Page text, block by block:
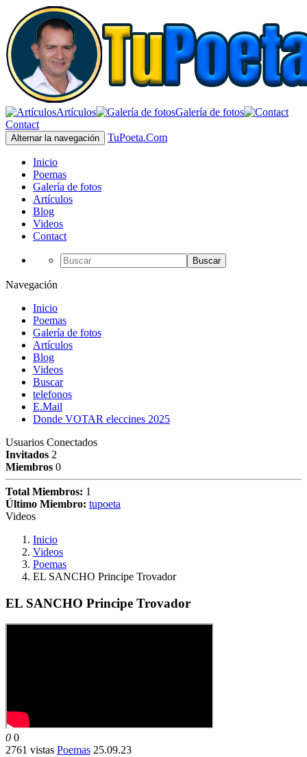
Artículos
Galería de fotos
Contact
Alternar la navegación TuPoeta.Com
Inicio
Poemas
Galería de fotos
Artículos
Blog
Videos
Contact
Buscar
Navegación
Inicio
Poemas
Galería de fotos
Artículos
Blog
Videos
Buscar
telefonos
E.Mail
Donde VOTAR eleccines 2025
Usuarios Conectados
Invitados 2
Miembros 0
Total Miembros: 1
Último Miembro: tupoeta
Videos
Inicio
Videos
Poemas
EL SANCHO Principe Trovador
EL SANCHO Principe Trovador
0 0
2761 vistas Poemas 25.09.23